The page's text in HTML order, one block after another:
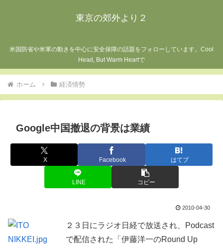
東京の郊外より２
米国防省や米軍の動きを中心に安全保障の話題をフォローしています。Cool
Head, But Warm Heartで
ホーム 経済情勢
Google中国撤退の背景は業績
X Facebook はてブ
LINE コピー
2010-04-30
２３日にラジオ日経で放送され、Podcast
で配信された「伊藤洋一のRound Up